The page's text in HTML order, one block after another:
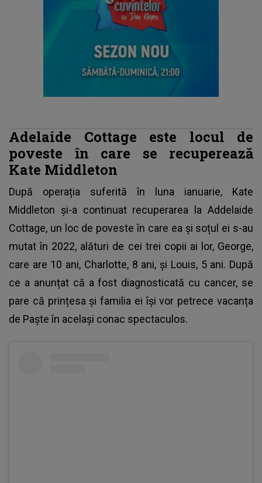
Adelaide Cottage este locul de
poveste în care se recuperează
Kate Middleton
După operația suferită în luna ianuarie, Kate
Middleton și-a continuat recuperarea la Addelaide
Cottage, un loc de poveste în care ea și soțul ei s-au
mutat în 2022, alături de cei trei copii ai lor, George,
care are 10 ani, Charlotte, 8 ani, şi Louis, 5 ani. După
ce a anunțat că a fost diagnosticată cu cancer, se
pare că prințesa și familia ei își vor petrece vacanța
de Paște în același conac spectaculos.